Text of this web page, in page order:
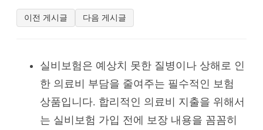
이전 게시글 다음 게시글
실비보험은 예상치 못한 질병이나 상해로 인
한 의료비 부담을 줄여주는 필수적인 보험
상품입니다. 합리적인 의료비 지출을 위해서
는 실비보험 가입 전에 보장 내용을 꼼꼼히